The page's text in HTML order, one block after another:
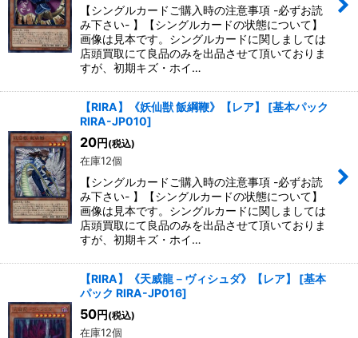
【シングルカードご購入時の注意事項 -必ずお読
み下さい- 】【シングルカードの状態について】
画像は見本です。シングルカードに関しましては
店頭買取にて良品のみを出品させて頂いておりま
すが、初期キズ・ホイ…
【RIRA】《妖仙獣 飯綱鞭》【レア】 [基本パック
RIRA-JP010]
20円 (税込)
在庫12個
【シングルカードご購入時の注意事項 -必ずお読
み下さい- 】【シングルカードの状態について】
画像は見本です。シングルカードに関しましては
店頭買取にて良品のみを出品させて頂いておりま
すが、初期キズ・ホイ…
【RIRA】《天威龍－ヴィシュダ》【レア】 [基本
パック RIRA-JP016]
50円 (税込)
在庫12個